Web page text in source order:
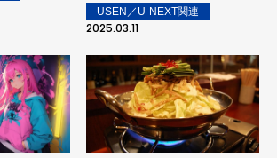
USEN／U-NEXT関連
2025.03.11